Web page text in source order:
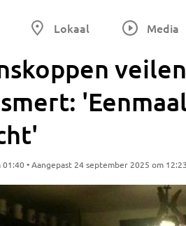
Lokaal Media
• Aangepast 24 september 2025 om 12:23